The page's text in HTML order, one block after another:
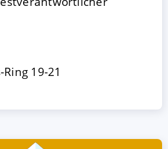
19-21